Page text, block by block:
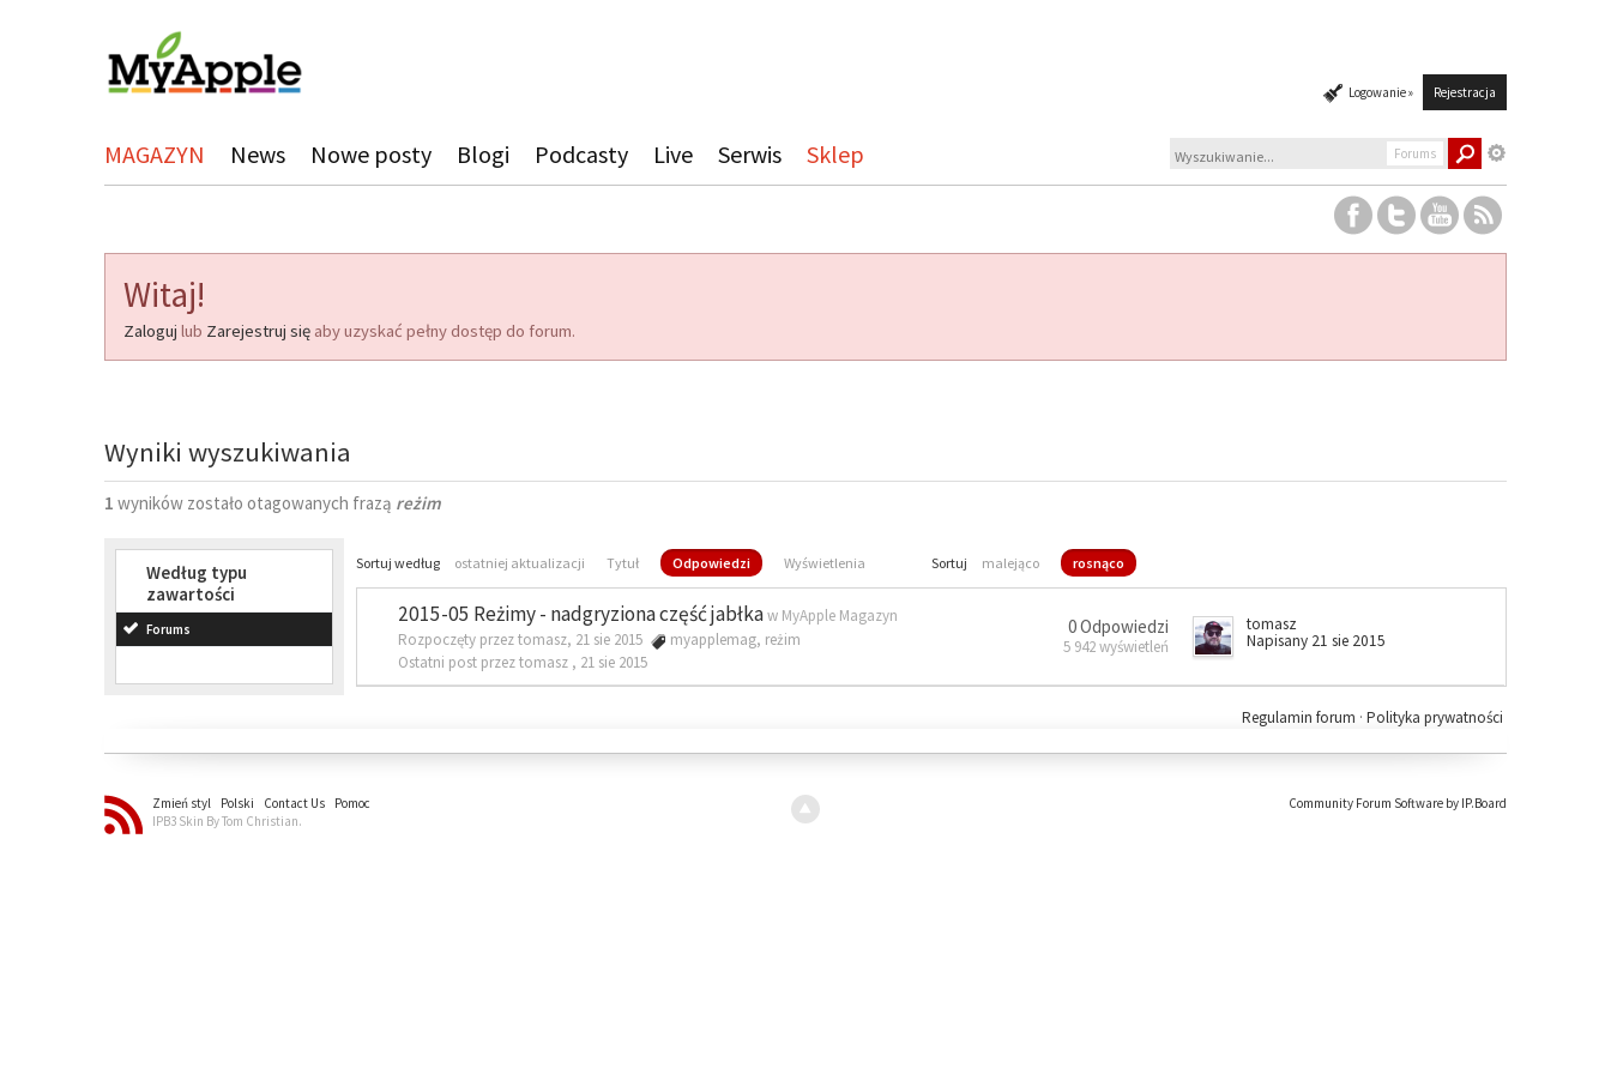
Logowanie » Rejestracja
MAGAZYN News Nowe posty Blogi Podcasty Live Serwis Sklep Forums
Witaj!
Zaloguj lub Zarejestruj się aby uzyskać pełny dostęp do forum.
Wyniki wyszukiwania
1 wyników zostało otagowanych frazą reżim
Według typu
zawartości
Forums
Sortuj według ostatniej aktualizacji Tytuł Odpowiedzi Wyświetlenia Sortuj malejąco rosnąco
2015-05 Reżimy - nadgryziona część jabłkaw MyApple Magazyn
Rozpoczęty przez tomasz, 21 sie 2015
myapplemag, reżim
Ostatni post przez tomasz , 21 sie 2015
0 Odpowiedzi
5 942 wyświetleń
tomasz
Napisany 21 sie 2015
Polityka prywatności
Regulamin forum ·
Zmień styl Polski Contact Us
Pomoc
IPB3 Skin By Tom Christian.
Community Forum Software by IP.Board